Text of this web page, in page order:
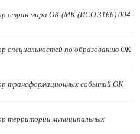
стран мира ОК (МК (ИСО 3166) 004-
специальностей по образованию ОК
трансформационных событий ОК
территорий муниципальных